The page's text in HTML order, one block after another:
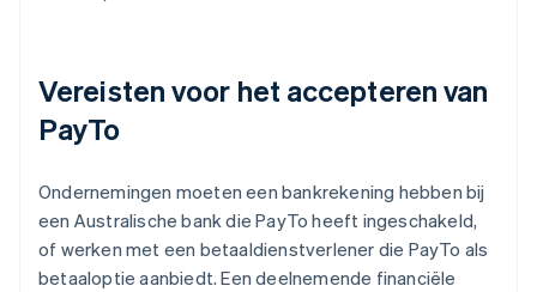
Vereisten voor het accepteren van
PayTo
Ondernemingen moeten een bankrekening hebben bij
een Australische bank die PayTo heeft ingeschakeld,
of werken met een betaaldienstverlener die PayTo als
betaaloptie aanbiedt. Een deelnemende financiële